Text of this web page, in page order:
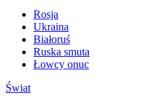
Rosja
Ukraina
Białoruś
Ruska smuta
Łowcy onuc
Świat